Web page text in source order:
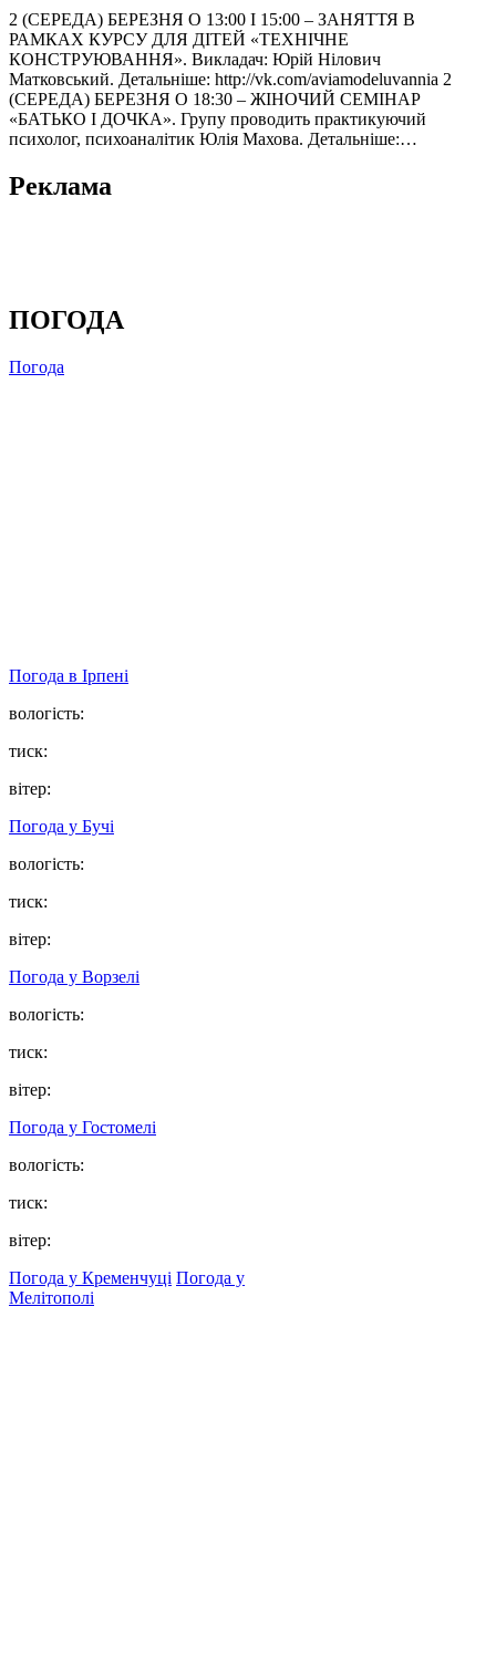
2 (СЕРЕДА) БЕРЕЗНЯ О 13:00 І 15:00 – ЗАНЯТТЯ В
РАМКАХ КУРСУ ДЛЯ ДІТЕЙ «ТЕХНІЧНЕ
КОНСТРУЮВАННЯ». Викладач: Юрій Нілович
Матковський. Детальніше: http://vk.com/aviamodeluvannia 2
(СЕРЕДА) БЕРЕЗНЯ О 18:30 – ЖІНОЧИЙ СЕМІНАР
«БАТЬКО І ДОЧКА». Групу проводить практикуючий
психолог, психоаналітик Юлія Махова. Детальніше:…
Реклама
ПОГОДА
Погода
Погода в Ірпені
вологість:
тиск:
вітер:
Погода у Бучі
вологість:
тиск:
вітер:
Погода у Ворзелі
вологість:
тиск:
вітер:
Погода у Гостомелі
вологість:
тиск:
вітер:
Погода у Кременчуці Погода у
Мелітополі